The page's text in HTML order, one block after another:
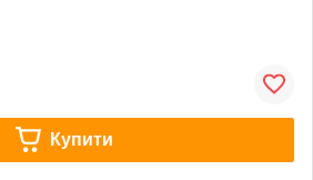
Купити